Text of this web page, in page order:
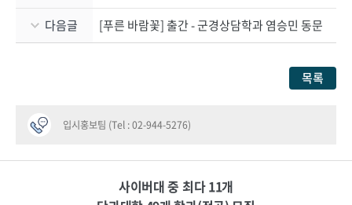
다음글
[푸른 바람꽃] 출간 - 군경상담학과 염승민 동문
목록
입시홍보팀 (Tel : 02-944-5276)
사이버대 중 최다 11개